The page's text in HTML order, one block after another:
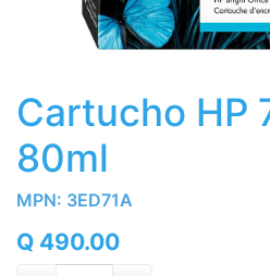
Cartucho HP
80ml
MPN: 3ED71A
Q 490.00